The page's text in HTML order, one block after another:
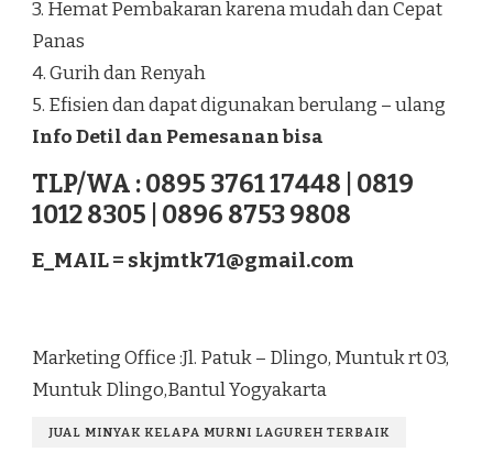
3. Hemat Pembakaran karena mudah dan Cepat
Panas
4. Gurih dan Renyah
5. Efisien dan dapat digunakan berulang – ulang
Info Detil dan Pemesanan bisa
TLP/WA : 0895 3761 17448 | 0819
1012 8305 | 0896 8753 9808
E_MAIL = skjmtk71@gmail.com
Marketing Office :Jl. Patuk – Dlingo, Muntuk rt 03,
Muntuk Dlingo,Bantul Yogyakarta
JUAL MINYAK KELAPA MURNI LAGUREH TERBAIK